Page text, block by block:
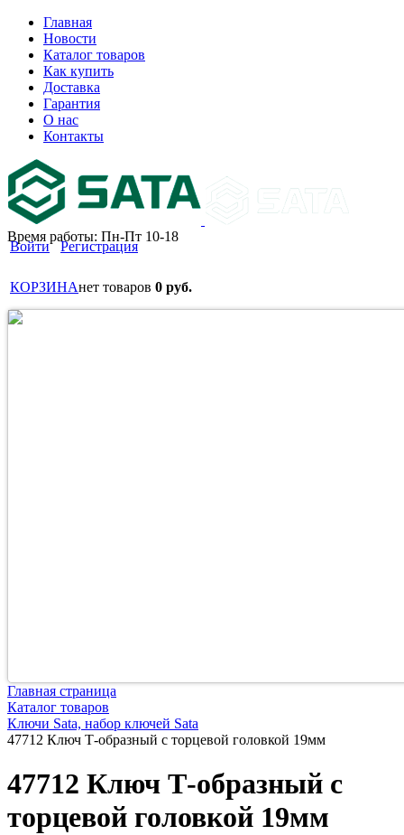
Главная
Новости
Каталог товаров
Как купить
Доставка
Гарантия
О нас
Контакты
Время работы: Пн-Пт 10-18
Войти Регистрация
КОРЗИНАнет товаров 0 руб.
Главная страница
Каталог товаров
Ключи Sata, набор ключей Sata
47712 Ключ Т-образный с торцевой головкой 19мм
47712 Ключ Т-образный с
торцевой головкой 19мм